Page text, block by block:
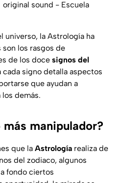
sound - Escuela
universo, la Astrología ha
los rasgos de
de los doce signos del
cada signo detalla aspectos
que ayudan a
demás.
manipulador?
que la Astrología realiza de
del zodiaco, algunos
fondo ciertos